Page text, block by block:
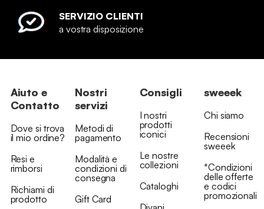
SERVIZIO CLIENTI
a vostra disposizione
Aiuto e
Contatto
Dove si trova
il mio ordine?
Resi e
rimborsi
Richiami di
prodotto
Nostri
servizi
Metodi di
pagamento
Modalità e
condizioni di
consegna
Gift Card
Consigli
I nostri
prodotti
iconici
Le nostre
collezioni
Cataloghi
sweeek
Chi siamo
Recensioni
sweeek
*Condizioni
delle offerte
e codici
promozionali